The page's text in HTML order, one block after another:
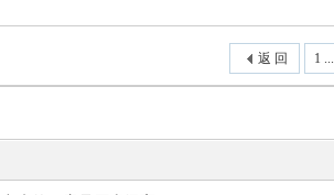
1 ...
返 回